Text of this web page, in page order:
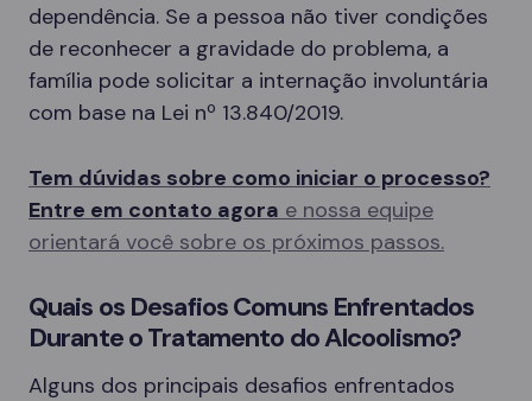
dependência. Se a pessoa não tiver condições
de reconhecer a gravidade do problema, a
família pode solicitar a internação involuntária
com base na Lei nº 13.840/2019.
Tem dúvidas sobre como iniciar o processo?
Entre em contato agora e nossa equipe
orientará você sobre os próximos passos.
Quais os Desafios Comuns Enfrentados
Durante o Tratamento do Alcoolismo?
Alguns dos principais desafios enfrentados